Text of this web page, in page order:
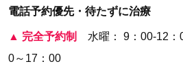
電話予約優先・待たずに治療
▲ 完全予約制 水曜： 9：00-12
0～17：00